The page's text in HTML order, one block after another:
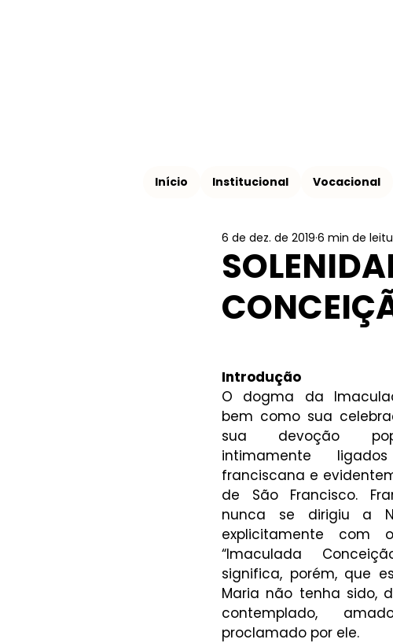
Início Institucional Vocacional
6 de dez. de 2019 6 min de
Introdução
O dogma da
bem como sua
sua devoção
intimamente
franciscana e
de São Francisco.
nunca se dirigiu a
explicitamente com
“Imaculada
significa, porém, que
Maria não tenha sido,
contemplado,
proclamado por ele.